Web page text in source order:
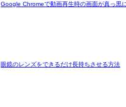
Google Chromeで動画再生時の画面が真っ黒
眼鏡のレンズをできるだけ長持ちさせる方法